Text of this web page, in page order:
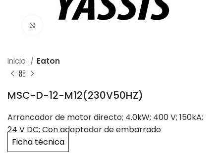
Inicio Eaton
MSC-D-12-M12(230V50HZ)
Arrancador de motor directo; 4.0kW; 400 V; 150kA;
24 V DC; Con adaptador de embarrado
Ficha técnica